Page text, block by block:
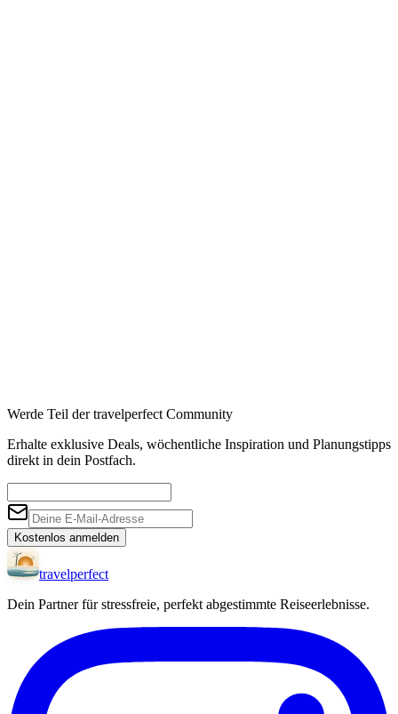
Werde Teil der travelperfect Community
Erhalte exklusive Deals, wöchentliche Inspiration und Planungstipps
direkt in dein Postfach.
Kostenlos anmelden
travelperfect
Dein Partner für stressfreie, perfekt abgestimmte Reiseerlebnisse.